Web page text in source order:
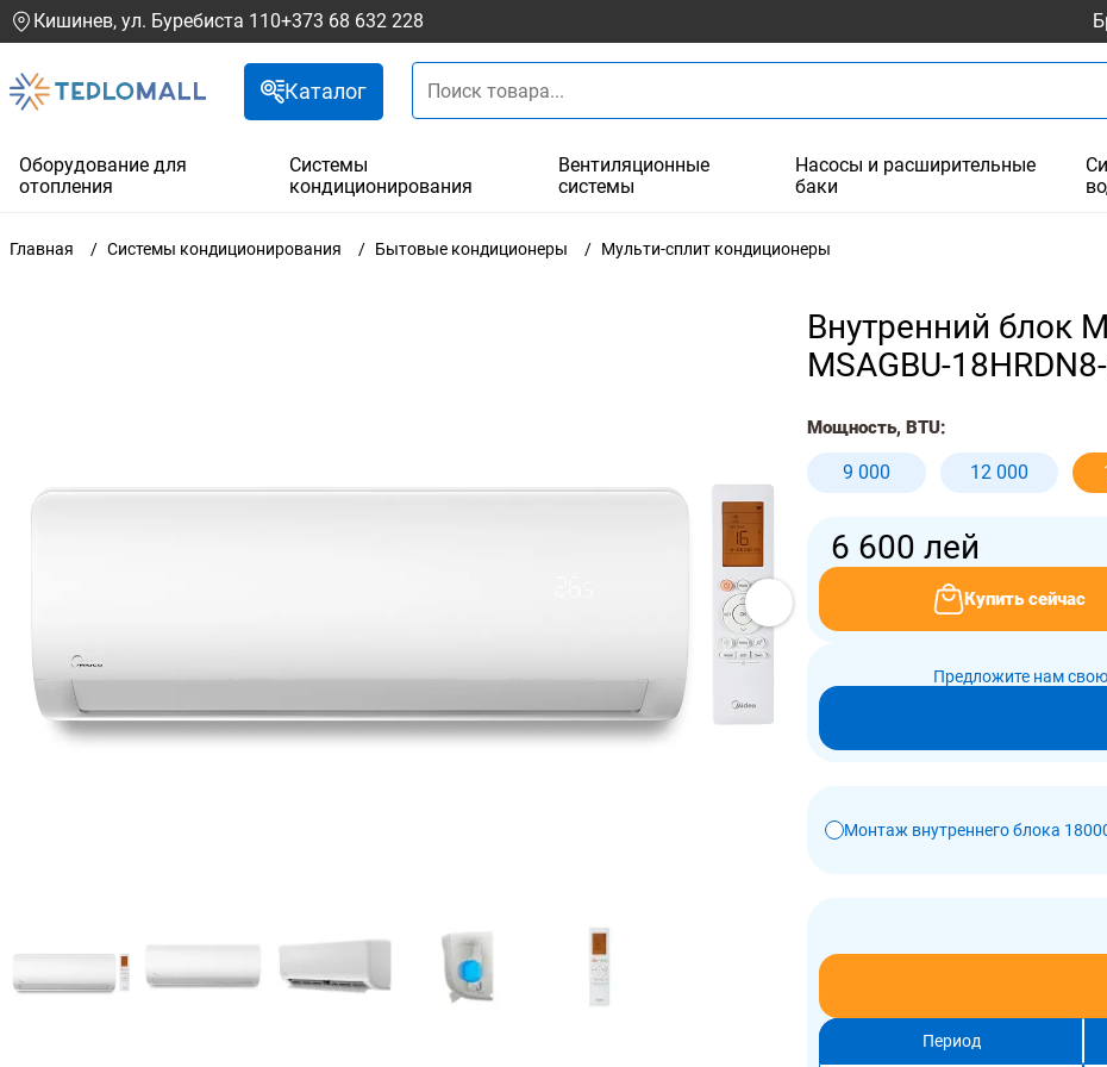
Кишинев, ул. Буребиста 110+373 68 632 228
Каталог
Оборудование для
отопления
Системы
кондиционирования
Вентиляционные
системы
Насосы и расширительные
баки
Главная Системы кондиционирования Бытовые кондиционеры Мульти-сплит кондиционеры
Внутренний блок
MSAGBU-
Мощность, BTU:
9 000 12 000
6 600 лей
Купить сейчас
Предложите нам
Монтаж внутреннего блока
Период